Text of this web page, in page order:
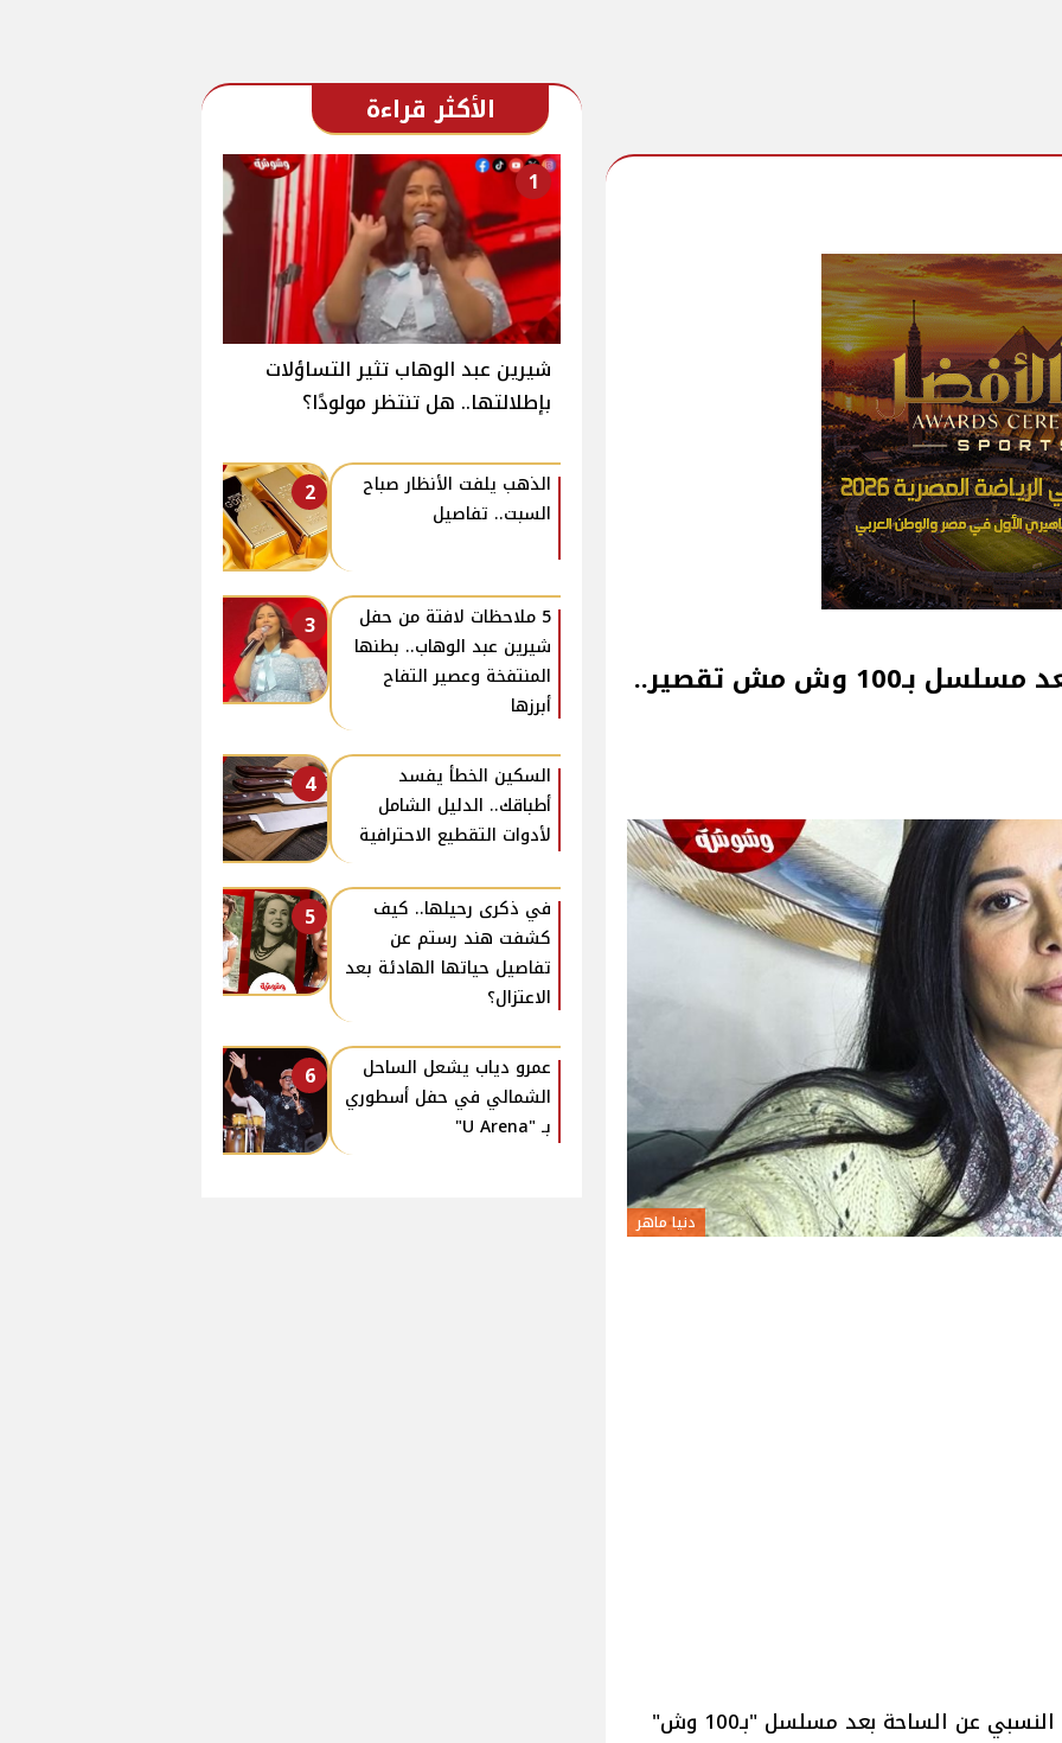
دنيا ماهر: قلة ظهوري بعد مسلسل بـ100 وش مش تقصير..
دنيا ماهر
قالت الفنانة دنيا ماهر إن ابتعادها النسبي عن الساحة بعد مسلسل "بـ100 وش"
الأكثر قراءة
1
شيرين عبد الوهاب تثير التساؤلات
بإطلالتها.. هل تنتظر مولودًا؟
2
الذهب يلفت الأنظار صباح
السبت.. تفاصيل
3
5 ملاحظات لافتة من حفل
شيرين عبد الوهاب.. بطنها
المنتفخة وعصير التفاح
أبرزها
4
السكين الخطأ يفسد
أطباقك.. الدليل الشامل
لأدوات التقطيع الاحترافية
5
في ذكرى رحيلها.. كيف
كشفت هند رستم عن
تفاصيل حياتها الهادئة بعد
الاعتزال؟
6
عمرو دياب يشعل الساحل
الشمالي في حفل أسطوري
بـ "U Arena"